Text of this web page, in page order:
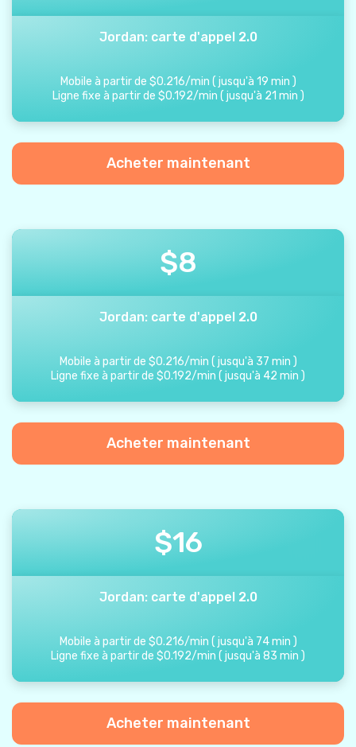
Jordan: carte d'appel 2.0
Mobile à partir de $0.216/min ( jusqu'à 19 min )
Ligne fixe à partir de $0.192/min ( jusqu'à 21 min )
Acheter maintenant
$8
Jordan: carte d'appel 2.0
Mobile à partir de $0.216/min ( jusqu'à 37 min )
Ligne fixe à partir de $0.192/min ( jusqu'à 42 min )
Acheter maintenant
$16
Jordan: carte d'appel 2.0
Mobile à partir de $0.216/min ( jusqu'à 74 min )
Ligne fixe à partir de $0.192/min ( jusqu'à 83 min )
Acheter maintenant